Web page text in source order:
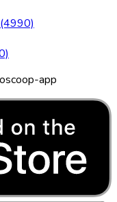
app